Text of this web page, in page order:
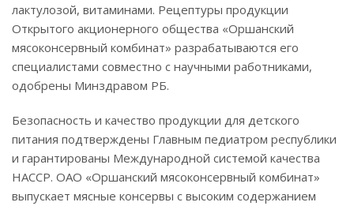
лактулозой, витаминами. Рецептуры продукции
Открытого акционерного общества «Оршанский
мясоконсервный комбинат» разрабатываются его
специалистами совместно с научными работниками,
одобрены Минздравом РБ.
Безопасность и качество продукции для детского
питания подтверждены Главным педиатром республики
и гарантированы Международной системой качества
НАССР. ОАО «Оршанский мясоконсервный комбинат»
выпускает мясные консервы с высоким содержанием